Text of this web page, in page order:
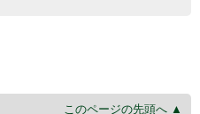
このページの先頭へ ▲